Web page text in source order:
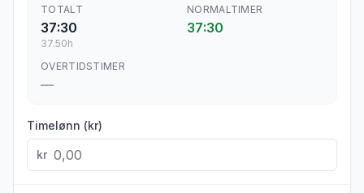
TOTALT
37:30
37.50h
NORMALTIMER
37:30
OVERTIDSTIMER
—
Timelønn (kr)
kr